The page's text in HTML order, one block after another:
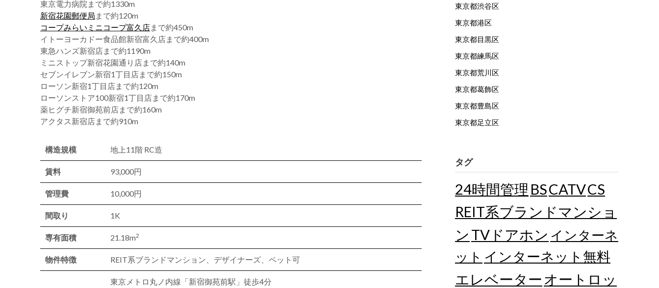
東京電力病院まで約1330m
新宿花園郵便局 まで約120m
コープみらいミニコープ富久店まで約450m
イトーヨーカドー食品館新宿富久店まで約400m
東急ハンズ新宿店まで約1190m
ミニストップ新宿花園通り店まで約140m
セブンイレブン新宿1丁目店まで約150m
ローソン新宿1丁目店まで約120m
ローソンストア100新宿1丁目店まで約170m
薬ヒグチ新宿御苑前店まで約160m
アクタス新宿店まで約910m
構造規模 地上11階 RC造
賃料 93,000円
管理費 10,000円
間取り 1K
専有面積 21.18m2
物件特徴 REIT系ブランドマンション、デザイナーズ、ペット可
東京メトロ丸ノ内線「新宿御苑前駅」徒歩4分
東京都渋谷区
東京都港区
東京都目黒区
東京都練馬区
東京都荒川区
東京都葛飾区
東京都豊島区
東京都足立区
タグ
24時間管理 BSCATVCS
REIT系ブランドマンショ
ン TVドアホン インターネ
ット インターネット無料
エレベーター オートロッ